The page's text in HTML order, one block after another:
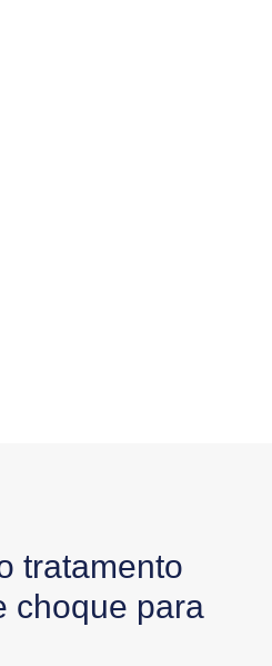
tratamento
choque para